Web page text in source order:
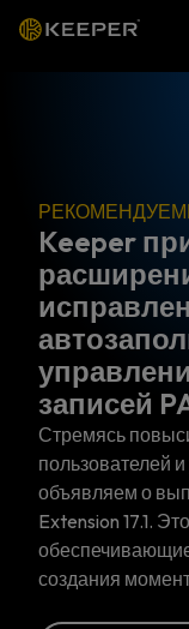
Keeper
записей
Стремясь
пользователей
объявляем о
Extension 17.1.
создания